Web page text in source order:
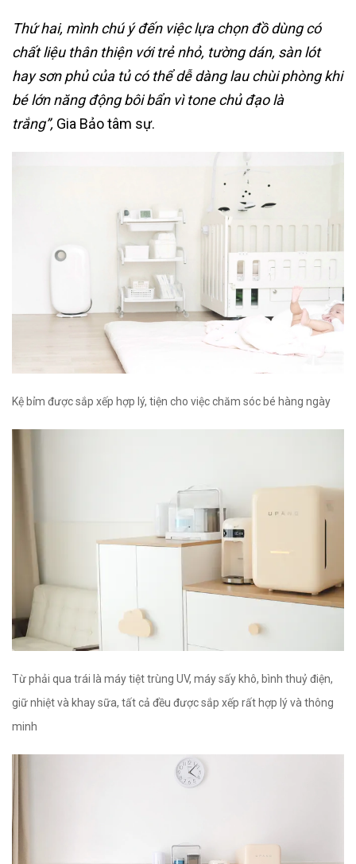
Thứ hai, mình chú ý đến việc lựa chọn đồ dùng có
chất liệu thân thiện với trẻ nhỏ, tường dán, sàn lót
hay sơn phủ của tủ có thể dễ dàng lau chùi phòng khi
bé lớn năng động bôi bẩn vì tone chủ đạo là
trắng”, Gia Bảo tâm sự.
Kệ bỉm được sắp xếp hợp lý, tiện cho việc chăm sóc bé hàng ngày
Từ phải qua trái là máy tiệt trùng UV, máy sấy khô, bình thuỷ điện,
giữ nhiệt và khay sữa, tất cả đều được sắp xếp rất hợp lý và thông
minh